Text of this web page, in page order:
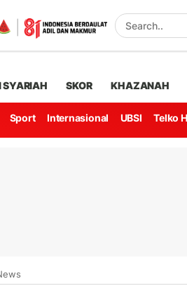
SYARIAH SKOR KHAZANAH
Sport Internasional UBSI Telko